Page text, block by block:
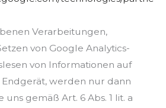
Verarbeitungen,
von Google Analytics-
von Informationen auf
werden nur dann
gemäß Art. 6 Abs. 1 lit. a